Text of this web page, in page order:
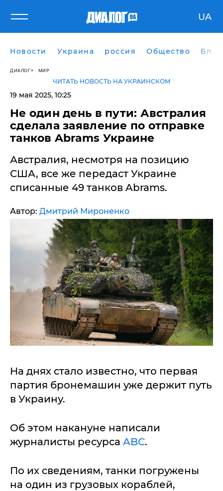
UA
Новости Украина россия Общество
ДИАЛОГ МИР
ЧИТАТЬ НОВОСТЬ НА УКРАИНСКОМ
19 мая 2025, 10:25
​Не один день в пути: Австралия
сделала заявление по отправке
танков Abrams Украине
Австралия, несмотря на позицию
США, все же передаст Украине
списанные 49 танков Abrams.
Автор: Дмитрий Мироненко
На днях стало известно, что первая
партия бронемашин уже держит путь
в Украину.
Об этом накануне написали
журналисты ресурса ABC.
По их сведениям, танки погружены
на один из грузовых кораблей,